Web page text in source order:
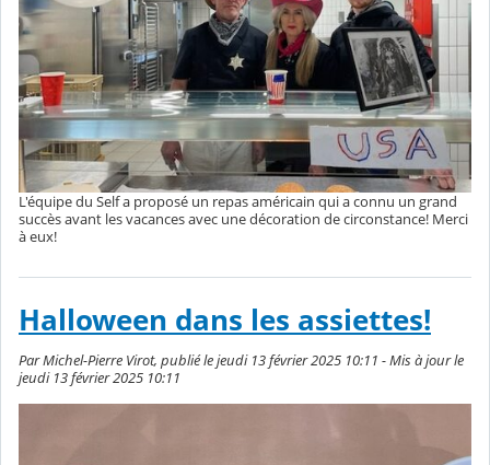
L'équipe du Self a proposé un repas américain qui a connu un grand
succès avant les vacances avec une décoration de circonstance! Merci
à eux!
Halloween dans les assiettes!
Par Michel-Pierre Virot, publié le jeudi 13 février 2025 10:11 - Mis à jour le
jeudi 13 février 2025 10:11